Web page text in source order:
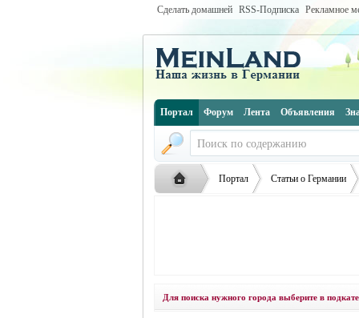
Сделать домашней RSS-Подписка Рекламное
Портал Форум Лента Объявления
Портал Статьи о Германии
Для поиска нужного города выберите в